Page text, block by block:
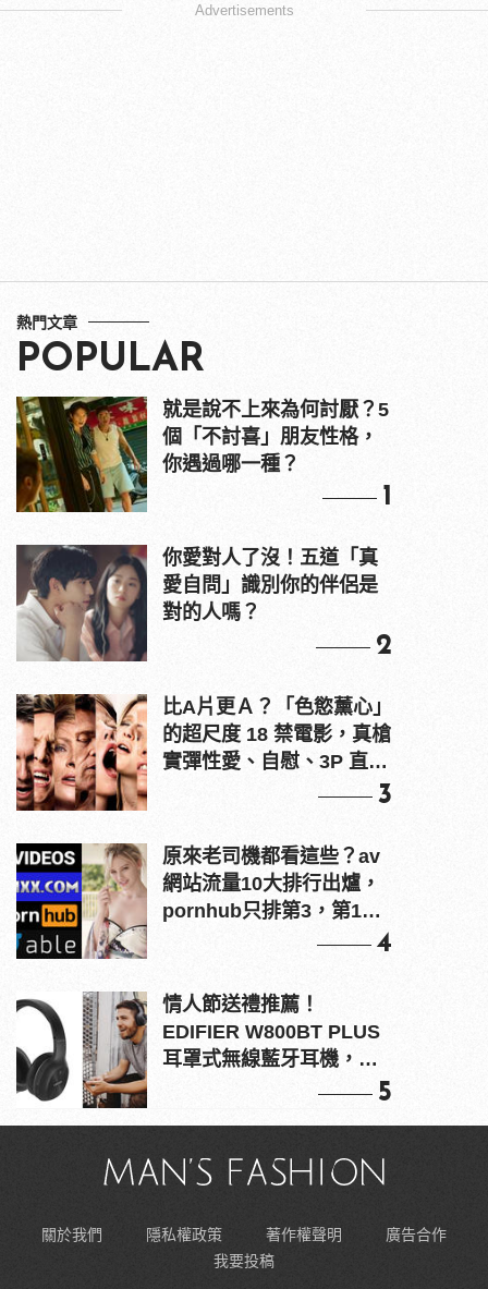
Advertisements
熱門文章
POPULAR
就是說不上來為何討厭？5
個「不討喜」朋友性格，
你遇過哪一種？
1
你愛對人了沒！五道「真
愛自問」識別你的伴侶是
對的人嗎？
2
比A片更Ａ？「色慾薰心」
的超尺度 18 禁電影，真槍
實彈性愛、自慰、3P 直接
3
原來老司機都看這些？av
網站流量10大排行出爐，
pornhub只排第3，第1名
4
情人節送禮推薦！
EDIFIER W800BT PLUS
耳罩式無線藍牙耳機，在
5
關於我們 隱私權政策 著作權聲明
廣告合作
我要投稿